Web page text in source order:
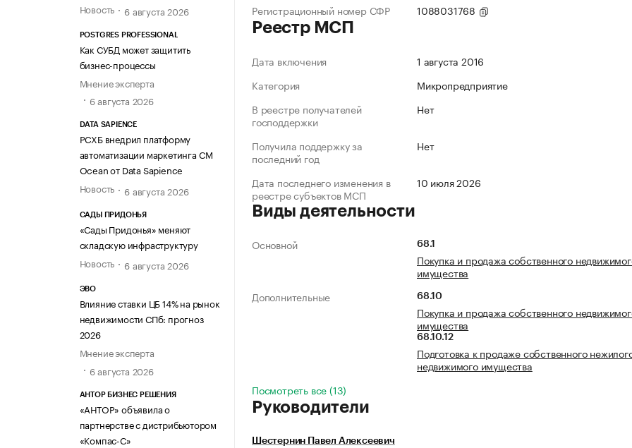
Новость
6 августа 2026
POSTGRES PROFESSIONAL
Как СУБД может защитить
бизнес-процессы
Мнение эксперта
6 августа 2026
DATA SAPIENCE
РСХБ внедрил платформу
автоматизации маркетинга CM
Ocean от Data Sapience
Новость
6 августа 2026
САДЫ ПРИДОНЬЯ
«Сады Придонья» меняют
складскую инфраструктуру
Новость
6 августа 2026
ЭВО
Влияние ставки ЦБ 14% на рынок
недвижимости СПб: прогноз
2026
Мнение эксперта
6 августа 2026
АНТОР БИЗНЕС РЕШЕНИЯ
«АНТОР» объявила о
партнерстве с дистрибьютором
«Компас-С»
Регистрационный номер СФР 1088031768
Реестр МСП
Дата включения
1 августа 2016
Категория
Микропредприятие
В реестре получателей
господдержки
Нет
Получила поддержку за
последний год
Нет
Дата последнего изменения в
реестре субъектов МСП
10 июля 2026
Виды деятельности
Основной 68.1
Покупка и продажа собственного
имущества
Дополнительные
68.10
Покупка и продажа собственного
имущества
68.10.12
Подготовка к продаже собственного
недвижимого имущества
Посмотреть все (13)
Руководители
Шестернин Павел Алексеевич